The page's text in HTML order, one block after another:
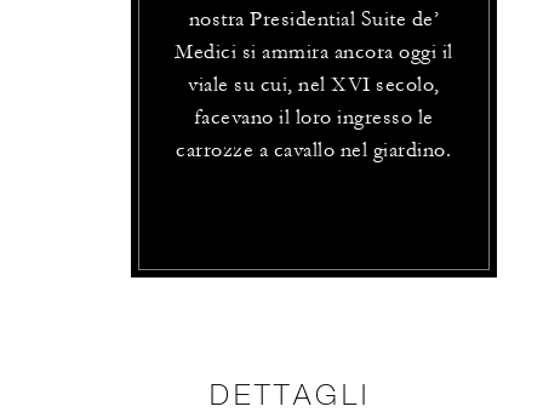
nostra Presidential Suite de’
Medici si ammira ancora oggi il
viale su cui, nel XVI secolo,
facevano il loro ingresso le
carrozze a cavallo nel giardino.
DETTAGLI